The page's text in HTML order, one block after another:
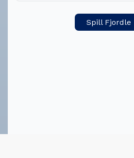
Spill Fjordle